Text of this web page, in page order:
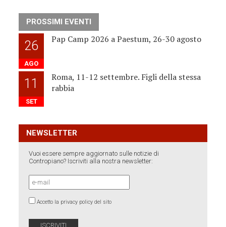
PROSSIMI EVENTI
26
AGO
Pap Camp 2026 a Paestum, 26-30 agosto
11
SET
Roma, 11-12 settembre. Figli della stessa
rabbia
NEWSLETTER
Vuoi essere sempre aggiornato sulle notizie di
Contropiano? Iscriviti alla nostra newsletter:
Accetto la privacy policy del sito